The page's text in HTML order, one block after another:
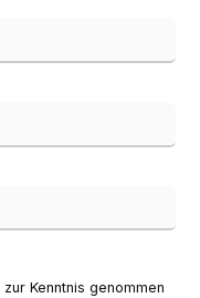
zur Kenntnis genommen